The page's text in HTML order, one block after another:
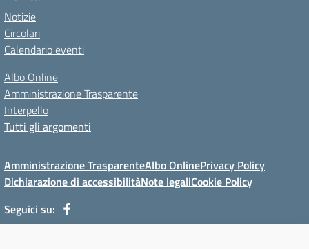
Notizie
Circolari
Calendario eventi
Albo Online
Amministrazione Trasparente
Interpello
Tutti gli argomenti
Amministrazione TrasparenteAlbo OnlinePrivacy Policy
Dichiarazione di accessibilitàNote legaliCookie Policy
Seguici su: